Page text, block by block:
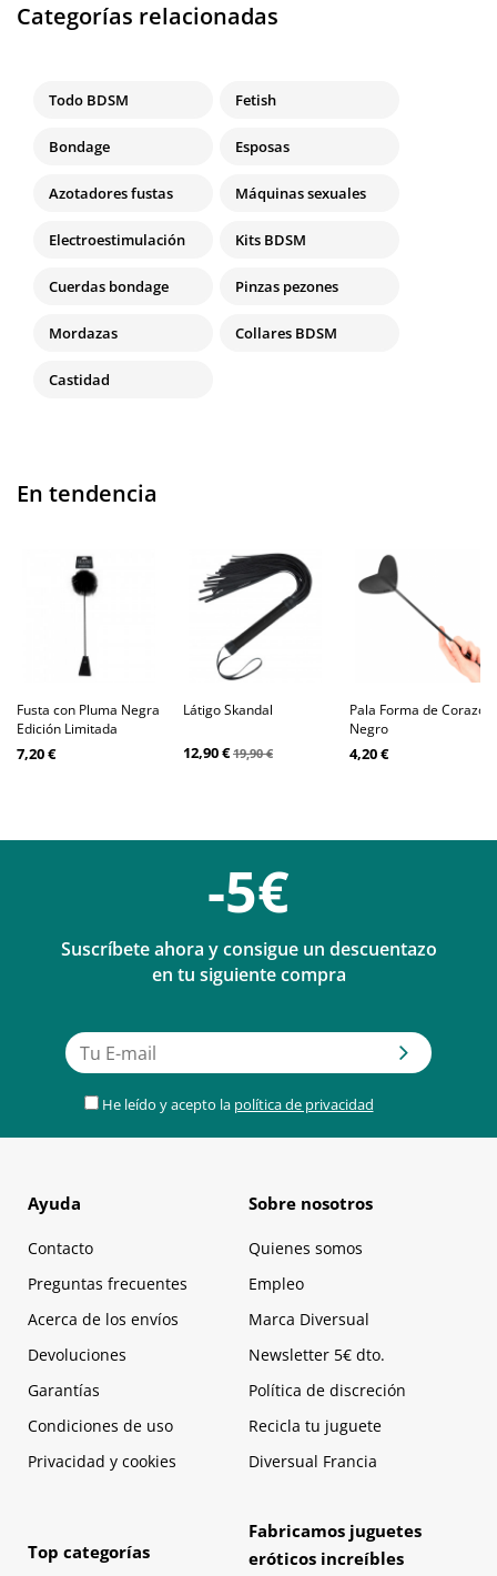
Categorías relacionadas
Todo BDSM Fetish
Bondage Esposas
Azotadores fustas Máquinas sexuales
Electroestimulación Kits BDSM
Cuerdas bondage Pinzas pezones
Mordazas Collares BDSM
Castidad
En tendencia
Fusta con Pluma Negra
Edición Limitada
7,20 €
Látigo Skandal
12,90 €19,90 €
Pala Forma de Corazón
Negro
4,20 €
-5€
Suscríbete ahora y consigue un descuentazo
en tu siguiente compra
He leído y acepto la política de privacidad
Ayuda
Contacto
Preguntas frecuentes
Acerca de los envíos
Devoluciones
Garantías
Condiciones de uso
Privacidad y cookies
Sobre nosotros
Quienes somos
Empleo
Marca Diversual
Newsletter 5€ dto.
Política de discreción
Recicla tu juguete
Diversual Francia
Top categorías
Fabricamos juguetes
eróticos increíbles